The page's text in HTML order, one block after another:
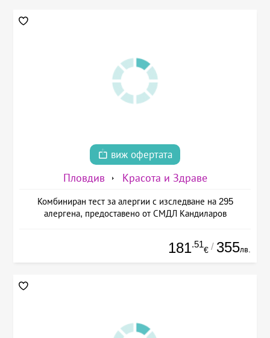
виж офертата
Пловдив Красота и Здраве
Комбиниран тест за алергии с изследване на 295
алергена, предоставено от СМДЛ Кандиларов
181.51
€ / 355лв.